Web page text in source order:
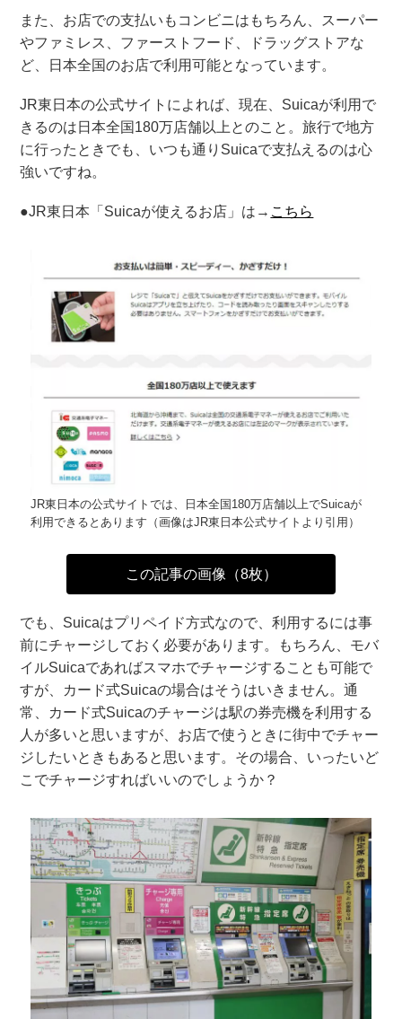
また、お店での支払いもコンビニはもちろん、スーパー
やファミレス、ファーストフード、ドラッグストアな
ど、日本全国のお店で利用可能となっています。
JR東日本の公式サイトによれば、現在、Suicaが利用で
きるのは日本全国180万店舗以上とのこと。旅行で地方
に行ったときでも、いつも通りSuicaで支払えるのは心
強いですね。
●JR東日本「Suicaが使えるお店」は→ こちら
JR東日本の公式サイトでは、日本全国180万店舗以上でSuicaが
利用できるとあります（画像はJR東日本公式サイトより引用）
この記事の画像（8枚）
でも、Suicaはプリペイド方式なので、利用するには事
前にチャージしておく必要があります。もちろん、モバ
イルSuicaであればスマホでチャージすることも可能で
すが、カード式Suicaの場合はそうはいきません。通
常、カード式Suicaのチャージは駅の券売機を利用する
人が多いと思いますが、お店で使うときに街中でチャー
ジしたいときもあると思います。その場合、いったいど
こでチャージすればいいのでしょうか？